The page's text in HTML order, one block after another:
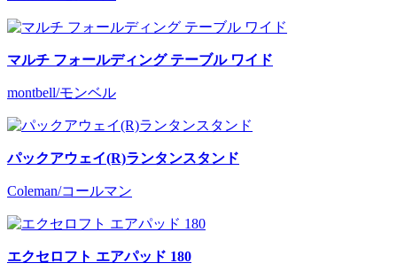
マルチ フォールディング テーブル ワイド
montbell/モンベル
パックアウェイ(R)ランタンスタンド
Coleman/コールマン
エクセロフト エアパッド 180